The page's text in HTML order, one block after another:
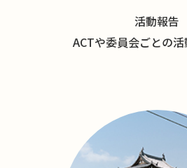
活動報告
ACTや委員会ごとの